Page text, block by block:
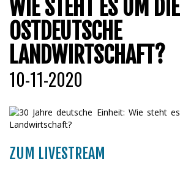
WIE STEHT ES UM DIE
OSTDEUTSCHE
LANDWIRTSCHAFT?
10-11-2020
ZUM LIVESTREAM